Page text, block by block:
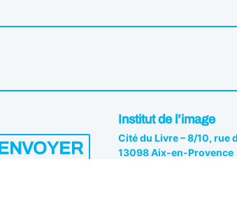
ENVOYER
Institut de l’image
Cité du Livre – 8/10, rue
13098 Aix-en-Provence